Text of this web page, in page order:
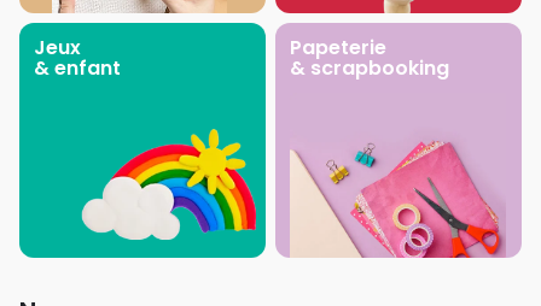
Jeux
& enfant
Papeterie
& scrapbooking